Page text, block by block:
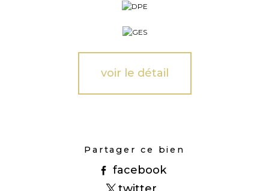
voir le détail
Partager ce bien
facebook